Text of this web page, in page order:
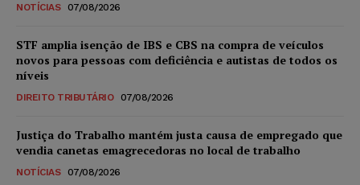
NOTÍCIAS 07/08/2026
STF amplia isenção de IBS e CBS na compra de veículos
novos para pessoas com deficiência e autistas de todos os
níveis
DIREITO TRIBUTÁRIO 07/08/2026
Justiça do Trabalho mantém justa causa de empregado que
vendia canetas emagrecedoras no local de trabalho
NOTÍCIAS 07/08/2026